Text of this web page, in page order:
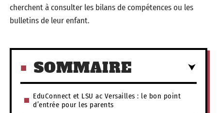
cherchent à consulter les bilans de compétences ou les
bulletins de leur enfant.
SOMMAIRE
EduConnect et LSU ac Versailles : le bon point
d’entrée pour les parents